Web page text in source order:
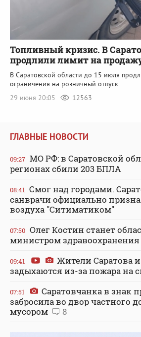
Топливный кризис. В
продлили лимит на
В Саратовской области до 15 июля
ограничения на розничный отпуск
29 июня 20:05
12563
ГЛАВНЫЕ НОВОСТИ
09:27 МО РФ: в Саратовской
регионах сбили 203 БПЛА
08:41 Смог над городами.
санврачи официально
воздуха "Ситиматиком"
07:50 Олег Костин станет
министром здравоохранения
09:41
Жители Саратова
задыхаются из-за пожара на
07:51
Саратовчанка в знак
забросила во двор частного
мусором
8